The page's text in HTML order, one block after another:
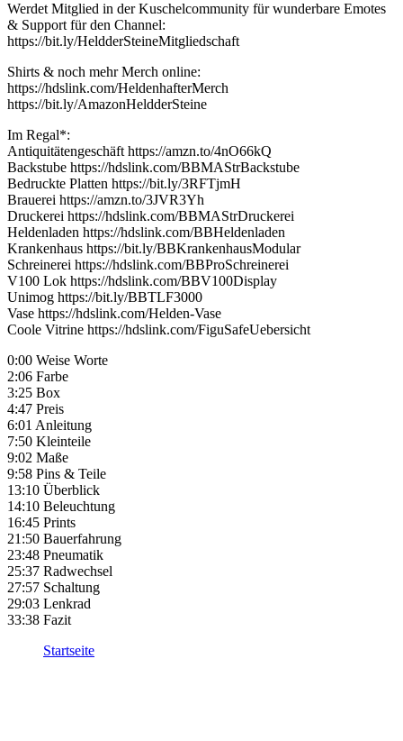
Werdet Mitglied in der Kuschelcommunity für wunderbare Emotes
& Support für den Channel:
https://bit.ly/HeldderSteineMitgliedschaft
Shirts & noch mehr Merch online:
https://hdslink.com/HeldenhafterMerch
https://bit.ly/AmazonHeldderSteine
Im Regal*:
Antiquitätengeschäft https://amzn.to/4nO66kQ
Backstube https://hdslink.com/BBMAStrBackstube
Bedruckte Platten https://bit.ly/3RFTjmH
Brauerei https://amzn.to/3JVR3Yh
Druckerei https://hdslink.com/BBMAStrDruckerei
Heldenladen https://hdslink.com/BBHeldenladen
Krankenhaus https://bit.ly/BBKrankenhausModular
Schreinerei https://hdslink.com/BBProSchreinerei
V100 Lok https://hdslink.com/BBV100Display
Unimog https://bit.ly/BBTLF3000
Vase https://hdslink.com/Helden-Vase
Coole Vitrine https://hdslink.com/FiguSafeUebersicht
0:00 Weise Worte
2:06 Farbe
3:25 Box
4:47 Preis
6:01 Anleitung
7:50 Kleinteile
9:02 Maße
9:58 Pins & Teile
13:10 Überblick
14:10 Beleuchtung
16:45 Prints
21:50 Bauerfahrung
23:48 Pneumatik
25:37 Radwechsel
27:57 Schaltung
29:03 Lenkrad
33:38 Fazit
Startseite